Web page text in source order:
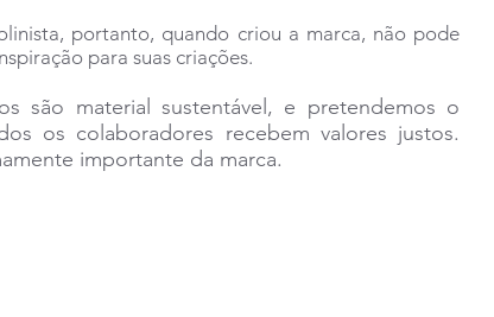
portanto, quando criou a marca, não pode
para suas criações.
são material sustentável, e pretendemos o
os colaboradores recebem valores justos.
importante da marca.